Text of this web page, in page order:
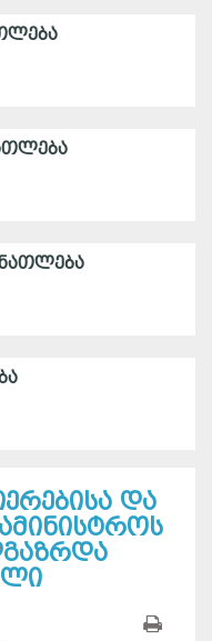
და